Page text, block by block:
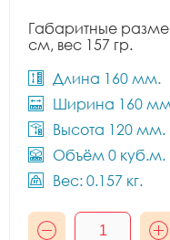
Габаритные
см, вес 157 гр.
Длина 160 мм.
Ширина 160
Высота 120 мм.
Объём 0 куб.м.
Вес: 0.157 кг.